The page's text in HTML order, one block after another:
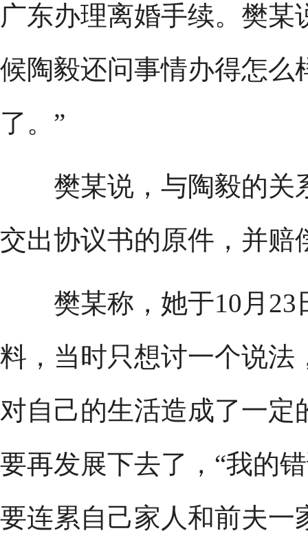
广东办理离婚手续。樊某
候陶毅还问事情办得怎么
了。”
樊某说，与陶毅的关
交出协议书的原件，并赔
樊某称，她于10月23
料，当时只想讨一个说法
对自己的生活造成了一
要再发展下去了，“我的
要连累自己家人和前夫一